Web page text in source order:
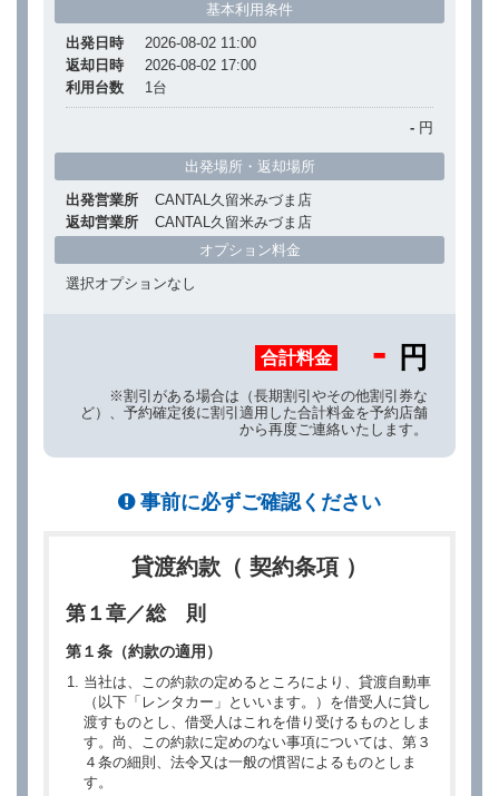
基本利用条件
出発日時
2026-08-02 11:00
返却日時
2026-08-02 17:00
利用台数
1台
- 円
出発場所・返却場所
出発営業所
CANTAL久留米みづま店
返却営業所
CANTAL久留米みづま店
オプション料金
選択オプションなし
合計料金 - 円
※割引がある場合は（長期割引やその他割引券な
ど）、予約確定後に割引適用した合計料金を予約店舗
から再度ご連絡いたします。
事前に必ずご確認ください
貸渡約款（ 契約条項 ）
第１章／総 則
第１条（約款の適用）
当社は、この約款の定めるところにより、貸渡自動車
（以下「レンタカー」といいます。）を借受人に貸し
渡すものとし、借受人はこれを借り受けるものとしま
す。尚、この約款に定めのない事項については、第３
４条の細則、法令又は一般の慣習によるものとしま
す。